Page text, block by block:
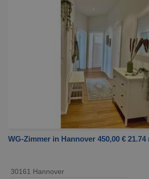
WG-Zimmer in Hannover 450,00 € 21.74
30161 Hannover